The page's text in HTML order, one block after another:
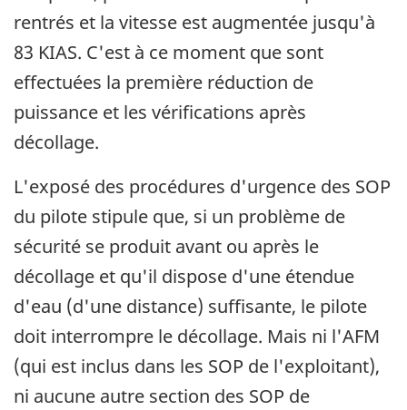
rentrés et la vitesse est augmentée jusqu'à
83 KIAS. C'est à ce moment que sont
effectuées la première réduction de
puissance et les vérifications après
décollage.
L'exposé des procédures d'urgence des SOP
du pilote stipule que, si un problème de
sécurité se produit avant ou après le
décollage et qu'il dispose d'une étendue
d'eau (d'une distance) suffisante, le pilote
doit interrompre le décollage. Mais ni l'AFM
(qui est inclus dans les SOP de l'exploitant),
ni aucune autre section des SOP de